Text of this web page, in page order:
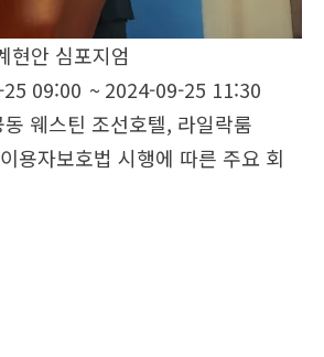
현안 심포지엄
09:00 ~ 2024-09-25 11:30
웨스틴 조선호텔, 라일락룸
용자보호법 시행에 따른 주요 회